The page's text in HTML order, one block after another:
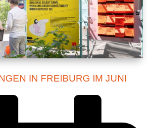
IN FREIBURG IM JUNI